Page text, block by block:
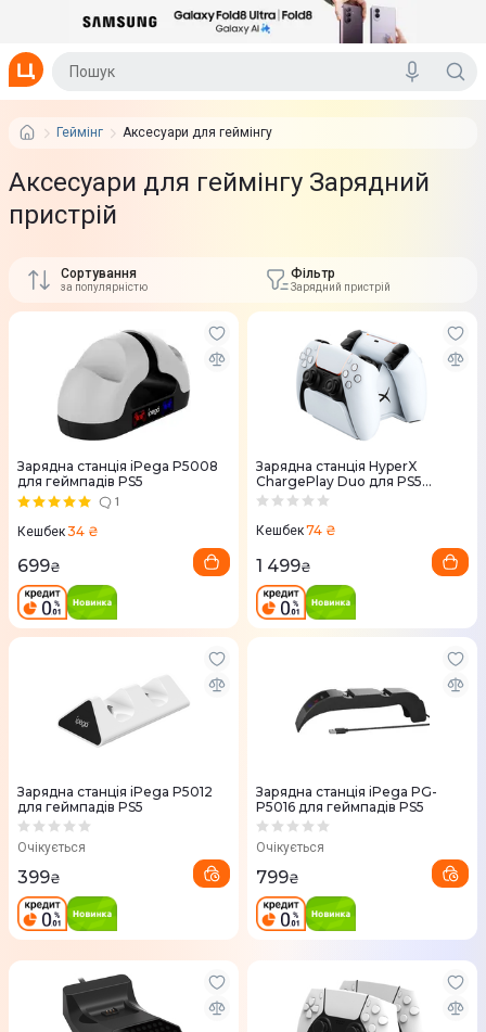
Геймінг Аксесуари для геймінгу
Аксесуари для геймінгу Зарядний
пристрій
Сортування
за популярністю
Фільтр
Зарядний пристрій
Зарядна станція iPega P5008
для геймпадів PS5
1
Кешбек34 ₴
699₴
Зарядна станція HyperX
ChargePlay Duo для PS5
(White) 51P68AA
Кешбек74 ₴
1 499₴
Зарядна станція iPega P5012
для геймпадів PS5
Очікується
399₴
Зарядна станція iPega PG-
P5016 для геймпадів PS5
Очікується
799₴